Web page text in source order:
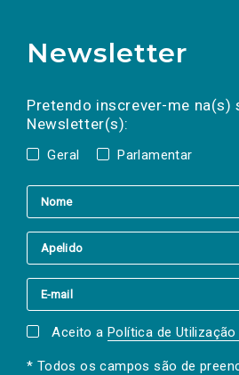
Newsletter
Pretendo inscrever-me na(s)
Newsletter(s):
Geral Parlamentar
a(s) newsletter(s).
mail
Aceito a Política de Utilização
* Todos os campos são de